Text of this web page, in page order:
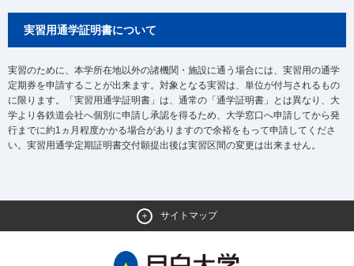
実習用通学証明書について
実習のために、本学所在地以外の諸機関・施設に通う場合には、実習用の通学
定期券を申請することが出来ます。対象となる実習は、単位が付与されるもの
に限ります。「実習用通学証明書」は、通常の「通学証明書」とは異なり、大
学より各鉄道会社へ個別に申請し承認を得るため、大学窓口へ申請してから発
行までに約1ヵ月程度かかる場合がありますので余裕をもって申請してくださ
い。実習用通学定期証明書交付願提出後は実習区間の変更は出来ません。
サイトマップ